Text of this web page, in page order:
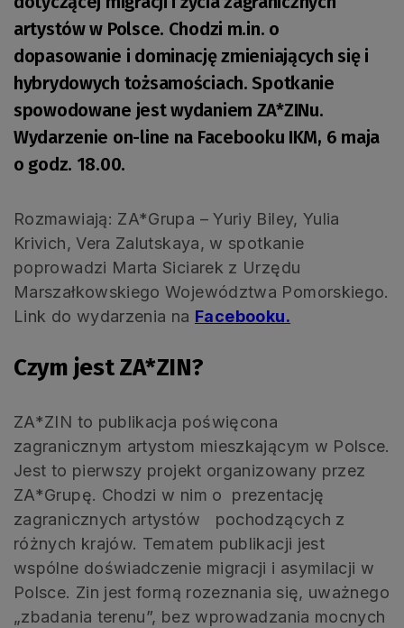
artystów w Polsce. Chodzi m.in. o
dopasowanie i dominację zmieniających się i
hybrydowych tożsamościach. Spotkanie
spowodowane jest wydaniem ZA*ZINu.
Wydarzenie on-line na Facebooku IKM, 6 maja
o godz. 18.00.
Rozmawiają: ZA*Grupa – Yuriy Biley, Yulia
Krivich, Vera Zalutskaya, w spotkanie
poprowadzi Marta Siciarek z Urzędu
Marszałkowskiego Województwa Pomorskiego.
Link do wydarzenia na Facebooku.
Czym jest ZA*ZIN?
ZA*ZIN to publikacja poświęcona
zagranicznym artystom mieszkającym w Polsce.
Jest to pierwszy projekt organizowany przez
ZA*Grupę. Chodzi w nim o prezentację
zagranicznych artystów pochodzących z
różnych krajów. Tematem publikacji jest
wspólne doświadczenie migracji i asymilacji w
Polsce. Zin jest formą rozeznania się, uważnego
„zbadania terenu”, bez wprowadzania mocnych